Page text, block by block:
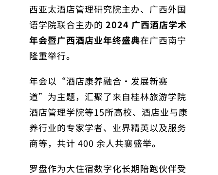
西亚太酒店管理研究院主办、广西外国
语学院联合主办的 2024 广西酒店学术
年会暨广西酒店业年终盛典在广西南宁
隆重举行。
年会以“酒店康养融合·发展新赛
道”为主题，汇聚了来自桂林旅游学院
酒店管理学院等15所高校、酒店业与康
养行业的专家学者、业界精英以及服务
商等，共计 400 余人共襄盛举。
罗盘作为大住宿数字化长期陪跑伙伴受